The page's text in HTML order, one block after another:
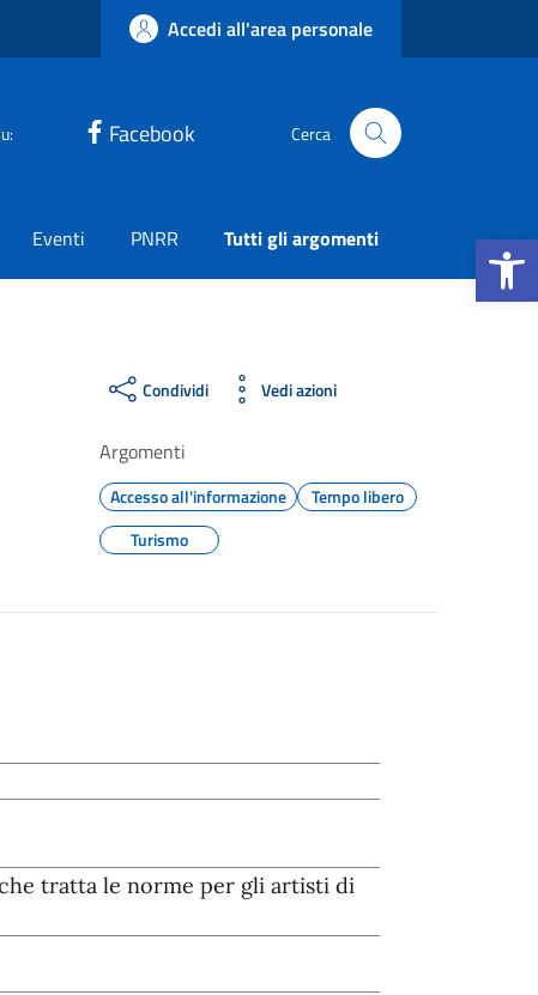
Apri la
Accedi all'area personale
Facebook Cerca
Eventi PNRR Tutti gli argomenti
Condividi Vedi azioni
Argomenti
Accesso all'informazione
Tempo libero
Turismo
tratta le norme per gli artisti di